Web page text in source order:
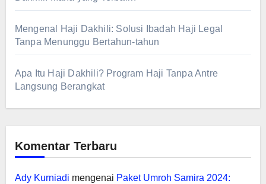
Mengenal Haji Dakhili: Solusi Ibadah Haji Legal
Tanpa Menunggu Bertahun-tahun
Apa Itu Haji Dakhili? Program Haji Tanpa Antre
Langsung Berangkat
Komentar Terbaru
Ady Kurniadi mengenai Paket Umroh Samira 2024: